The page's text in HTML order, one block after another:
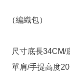
（編織包）